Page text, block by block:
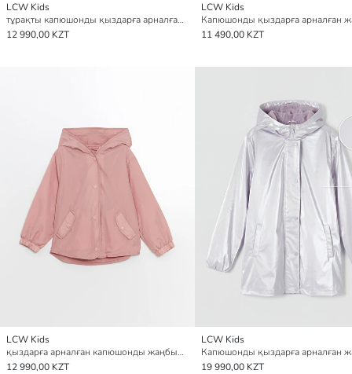
LCW Kids
тұрақты капюшонды қыздарға арналған жаңбыр жамылғысы
12 990,00 KZT
LCW Kids
11 490,00 KZT
LCW Kids
қыздарға арналған капюшонды жаңбырға арналған күрте
12 990,00 KZT
LCW Kids
19 990,00 KZT